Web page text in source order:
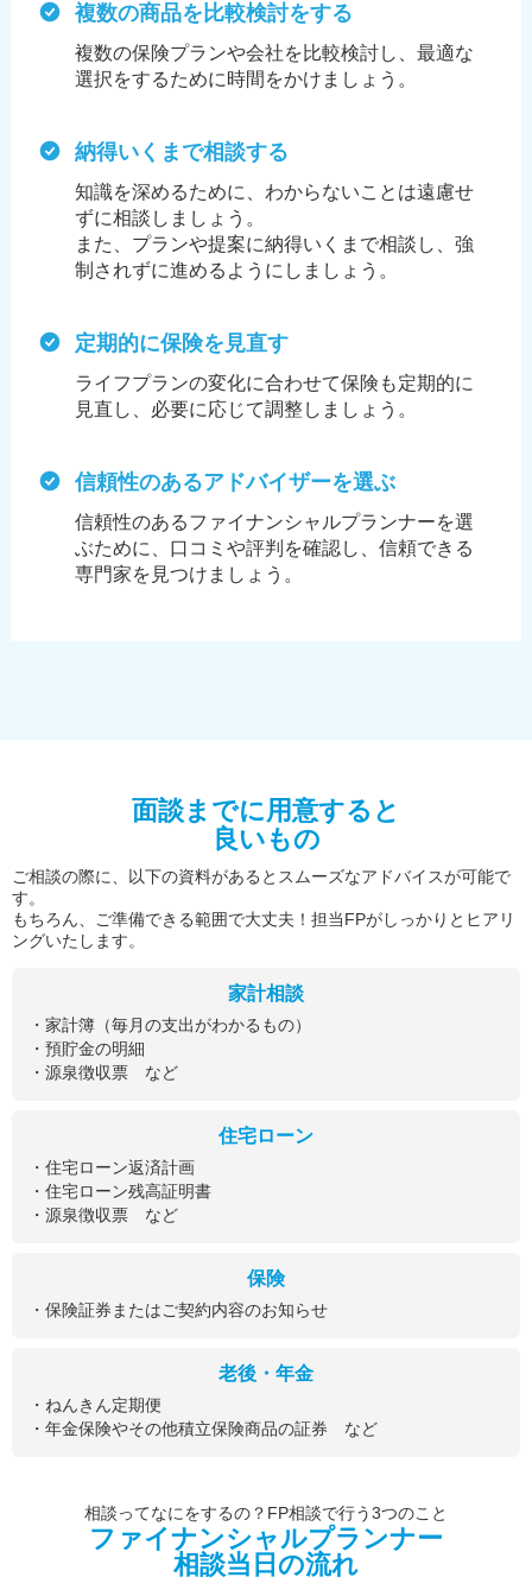
複数の商品を比較検討をする
複数の保険プランや会社を比較検討し、最適な
選択をするために時間をかけましょう。
納得いくまで相談する
知識を深めるために、わからないことは遠慮せ
ずに相談しましょう。
また、プランや提案に納得いくまで相談し、強
制されずに進めるようにしましょう。
定期的に保険を見直す
ライフプランの変化に合わせて保険も定期的に
見直し、必要に応じて調整しましょう。
信頼性のあるアドバイザーを選ぶ
信頼性のあるファイナンシャルプランナーを選
ぶために、 口コミや評判を確認し、信頼できる
専門家を見つけましょう。
面談までに用意すると
良いもの
ご相談の際に、以下の資料があるとスムーズなアドバイスが可能で
す。
もちろん、ご準備できる範囲で大丈夫！担当FPがしっかりとヒアリ
ングいたします。
家計相談
・家計簿（毎月の支出がわかるもの）
・預貯金の明細
・源泉徴収票 など
住宅ローン
・住宅ローン返済計画
・住宅ローン残高証明書
・源泉徴収票 など
保険
・保険証券またはご契約内容のお知らせ
老後・年金
・ねんきん定期便
・年金保険やその他積立保険商品の証券 など
相談ってなにをするの？FP相談で行う3つのこと
ファイナンシャルプランナー
相談当日の流れ